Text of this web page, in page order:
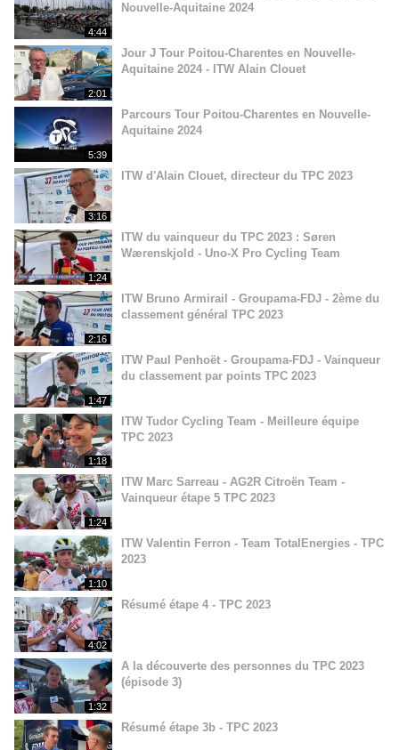
4:44
Nouvelle-Aquitaine 2024
2:01
Jour J Tour Poitou-Charentes en Nouvelle-
Aquitaine 2024 - ITW Alain Clouet
5:39
Parcours Tour Poitou-Charentes en Nouvelle-
Aquitaine 2024
3:16
ITW d'Alain Clouet, directeur du TPC 2023
1:24
ITW du vainqueur du TPC 2023 : Søren
Wærenskjold - Uno-X Pro Cycling Team
2:16
ITW Bruno Armirail - Groupama-FDJ - 2ème du
classement général TPC 2023
1:47
ITW Paul Penhoët - Groupama-FDJ - Vainqueur
du classement par points TPC 2023
1:18
ITW Tudor Cycling Team - Meilleure équipe
TPC 2023
1:24
ITW Marc Sarreau - AG2R Citroën Team -
Vainqueur étape 5 TPC 2023
1:10
ITW Valentin Ferron - Team TotalEnergies - TPC
2023
4:02
Résumé étape 4 - TPC 2023
1:32
A la découverte des personnes du TPC 2023
(épisode 3)
Résumé étape 3b - TPC 2023